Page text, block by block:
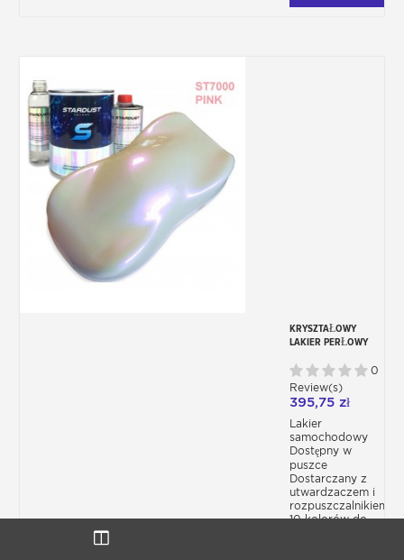
KRYSZTAŁOWY
LAKIER PERŁOWY
0
Review(s)
395,75 zł
Lakier
samochodowy
Dostępny w
puszce
Dostarczany z
utwardzaczem i
rozpuszczalnikiem
10 kolorów do